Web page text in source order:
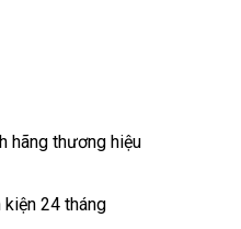
hãng thương hiệu
kiện 24 tháng